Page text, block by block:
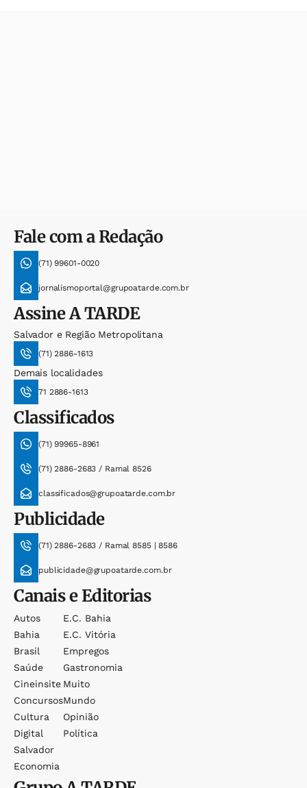
Fale com a Redação
(71) 99601-0020
jornalismoportal@grupoatarde.com.br
AssineA TARDE
Salvador e Região Metropolitana
(71) 2886-1613
Demais localidades
71 2886-1613
Classificados
(71) 99965-8961
(71) 2886-2683 / Ramal 8526
classificados@grupoatarde.com.br
Publicidade
(71) 2886-2683 / Ramal 8585 | 8586
publicidade@grupoatarde.com.br
Canais e Editorias
Autos
Bahia
Brasil
Saúde
Cineinsite
Concursos
Cultura
Digital
Salvador
Economia
E.c. Bahia
E.c. Vitória
Empregos
Gastronomia
Muito
Mundo
Opinião
Política